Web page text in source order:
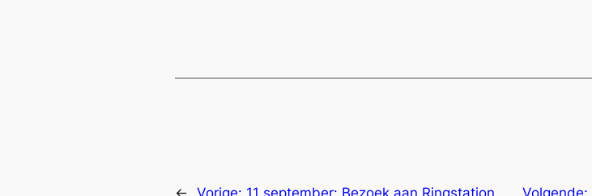
← Vorige: 11 september: Bezoek aan Ringstation
Volgende: